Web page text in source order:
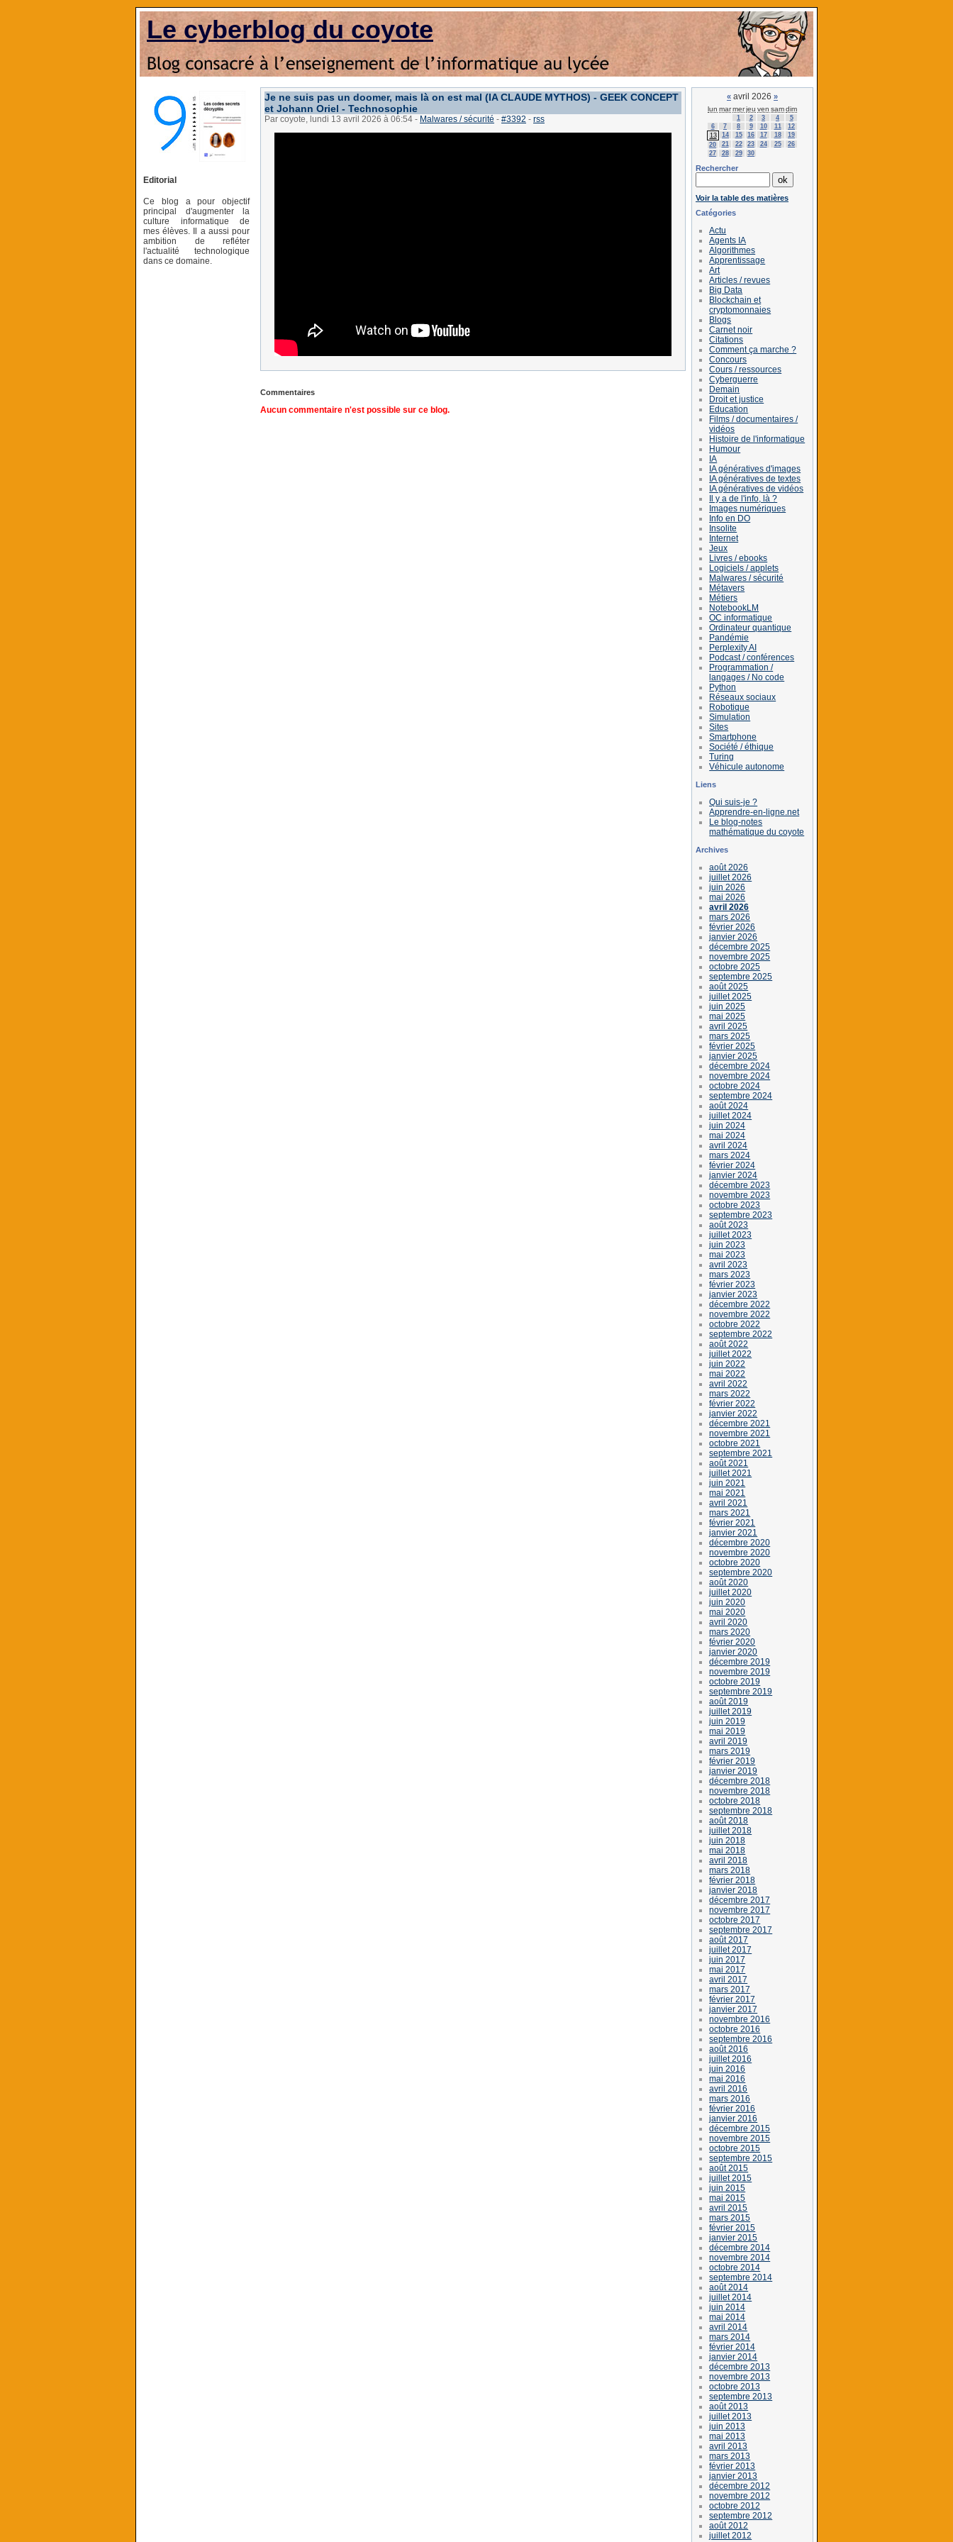
Le cyberblog du coyote
Editorial
Ce blog a pour objectif
principal d'augmenter la
culture informatique de
mes élèves. Il a aussi pour
ambition de refléter
l'actualité technologique
dans ce domaine.
Je ne suis pas un doomer, mais là on est mal (IA CLAUDE MYTHOS) - GEEK CONCEPT
et Johann Oriel - Technosophie
Par coyote, lundi 13 avril 2026 à 06:54 - Malwares / sécurité - #3392 - rss
Commentaires
Aucun commentaire n'est possible sur ce blog.
« avril 2026 »
lun marmerjeu ven samdim
1 2 3 4
5
6
7 8 9 10 11
12
13
14 15 16 17 18
19
20
21 22 23 24 25
26
27
28 29 30
Rechercher
Voir la table des matières
Catégories
Actu
Agents IA
Algorithmes
Apprentissage
Art
Articles / revues
Big Data
Blockchain et
cryptomonnaies
Blogs
Carnet noir
Citations
Comment ça marche ?
Concours
Cours / ressources
Cyberguerre
Demain
Droit et justice
Education
Films / documentaires /
vidéos
Histoire de l'informatique
Humour
IA
IA génératives d'images
IA génératives de textes
IA génératives de vidéos
Il y a de l'info, là ?
Images numériques
Info en DO
Insolite
Internet
Jeux
Livres / ebooks
Logiciels / applets
Malwares / sécurité
Métavers
Métiers
NotebookLM
OC informatique
Ordinateur quantique
Pandémie
Perplexity AI
Podcast / conférences
Programmation /
langages / No code
Python
Réseaux sociaux
Robotique
Simulation
Sites
Smartphone
Société / éthique
Turing
Véhicule autonome
Liens
Qui suis-je ?
Apprendre-en-ligne.net
Le blog-notes
mathématique du coyote
Archives
août 2026
juillet 2026
juin 2026
mai 2026
avril 2026
mars 2026
février 2026
janvier 2026
décembre 2025
novembre 2025
octobre 2025
septembre 2025
août 2025
juillet 2025
juin 2025
mai 2025
avril 2025
mars 2025
février 2025
janvier 2025
décembre 2024
novembre 2024
octobre 2024
septembre 2024
août 2024
juillet 2024
juin 2024
mai 2024
avril 2024
mars 2024
février 2024
janvier 2024
décembre 2023
novembre 2023
octobre 2023
septembre 2023
août 2023
juillet 2023
juin 2023
mai 2023
avril 2023
mars 2023
février 2023
janvier 2023
décembre 2022
novembre 2022
octobre 2022
septembre 2022
août 2022
juillet 2022
juin 2022
mai 2022
avril 2022
mars 2022
février 2022
janvier 2022
décembre 2021
novembre 2021
octobre 2021
septembre 2021
août 2021
juillet 2021
juin 2021
mai 2021
avril 2021
mars 2021
février 2021
janvier 2021
décembre 2020
novembre 2020
octobre 2020
septembre 2020
août 2020
juillet 2020
juin 2020
mai 2020
avril 2020
mars 2020
février 2020
janvier 2020
décembre 2019
novembre 2019
octobre 2019
septembre 2019
août 2019
juillet 2019
juin 2019
mai 2019
avril 2019
mars 2019
février 2019
janvier 2019
décembre 2018
novembre 2018
octobre 2018
septembre 2018
août 2018
juillet 2018
juin 2018
mai 2018
avril 2018
mars 2018
février 2018
janvier 2018
décembre 2017
novembre 2017
octobre 2017
septembre 2017
août 2017
juillet 2017
juin 2017
mai 2017
avril 2017
mars 2017
février 2017
janvier 2017
novembre 2016
octobre 2016
septembre 2016
août 2016
juillet 2016
juin 2016
mai 2016
avril 2016
mars 2016
février 2016
janvier 2016
décembre 2015
novembre 2015
octobre 2015
septembre 2015
août 2015
juillet 2015
juin 2015
mai 2015
avril 2015
mars 2015
février 2015
janvier 2015
décembre 2014
novembre 2014
octobre 2014
septembre 2014
août 2014
juillet 2014
juin 2014
mai 2014
avril 2014
mars 2014
février 2014
janvier 2014
décembre 2013
novembre 2013
octobre 2013
septembre 2013
août 2013
juillet 2013
juin 2013
mai 2013
avril 2013
mars 2013
février 2013
janvier 2013
décembre 2012
novembre 2012
octobre 2012
septembre 2012
août 2012
juillet 2012